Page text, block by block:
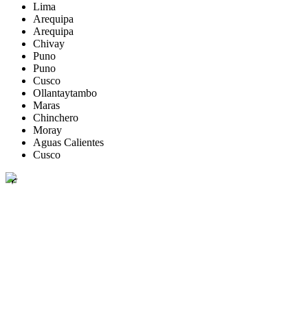
Lima
Arequipa
Arequipa
Chivay
Puno
Puno
Cusco
Ollantaytambo
Maras
Chinchero
Moray
Aguas Calientes
Cusco